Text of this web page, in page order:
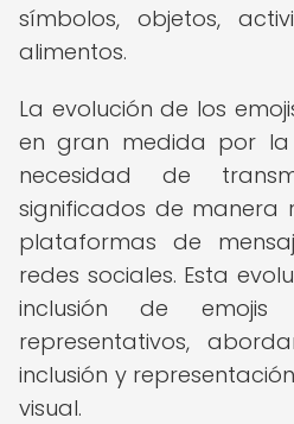
símbolos, objetos,
alimentos.
La evolución de los
en gran medida por
necesidad de
significados de manera
plataformas de
redes sociales. Esta
inclusión de
representativos,
inclusión y
visual.